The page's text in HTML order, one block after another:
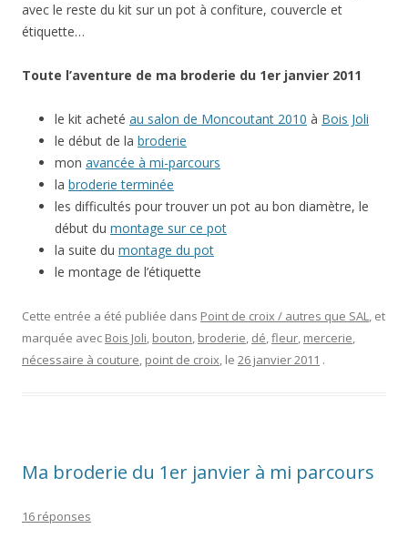
avec le reste du kit sur un pot à confiture, couvercle et
étiquette…
Toute l’aventure de ma broderie du 1er janvier 2011
le kit acheté au salon de Moncoutant 2010 à Bois Joli
le début de la broderie
mon avancée à mi-parcours
la broderie terminée
les difficultés pour trouver un pot au bon diamètre, le
début du montage sur ce pot
la suite du montage du pot
le montage de l’étiquette
Cette entrée a été publiée dans Point de croix / autres que SAL, et
marquée avec Bois Joli, bouton, broderie, dé,fleur, mercerie,
nécessaire à couture, point de croix, le 26 janvier 2011 .
Ma broderie du 1er janvier à mi parcours
16 réponses